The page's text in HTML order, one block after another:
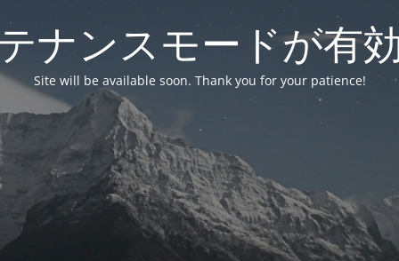
ナンスモードが有
Site will be available soon. Thank you for your patience!